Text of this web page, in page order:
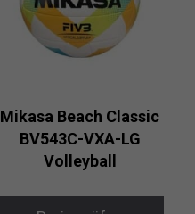
Mikasa Beach Classic
BV543C-VXA-LG
Volleyball